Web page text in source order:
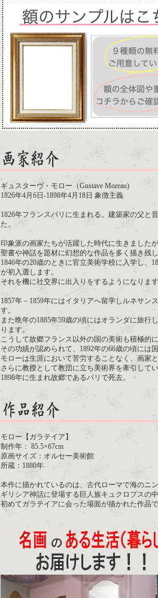
ギュスターヴ・モロー（Gustave Moreau)
1826年4月6日-1898年4月18日 象徴主義
1826年フランスパリに生まれる。建築家の父と
た。
印象派の画家たちが活躍した時代に生きました
聖書や神話を題材に幻想的な作品を多く描き残し
1846年の20歳のときに官立美術学校に入学し、
が初入選します。
それを機に社交界に出入りをするようになります
1857年－1859年にはイタリアへ留学しルネサン
す。
また晩年の1885年59歳の頃にはオランダに旅行
ります。
こうして故郷フランス以外の国の美術も積極的に
その功績が認められて、1892年の66歳の頃には
モローは生涯において苦労することなく、画家
さらに教授として教団に立ち美術界を牽引して
1898年に生まれ故郷であるパリで死去。
モロー【ガラテイア】
制作年： 85.5×67cm
原画サイズ：オルセー美術館
所蔵：1880年
本作に描かれているのは、古代ローマで海のニ
ギリシア神話に登場する巨人族キュクロプスの
初めてガラテイアに会った場面が描かれた作品で